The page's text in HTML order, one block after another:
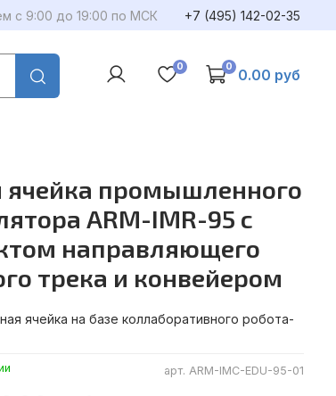
с 9:00 до 19:00 по МСК +7 (495) 142-02-35
0 0 0.00 руб
арт. ARM-IMC-EDU-95-01
ячейка промышленного
ARM-IMR-95 с
направляющего
трека и конвейером
ячейка на базе коллаборативного робота-